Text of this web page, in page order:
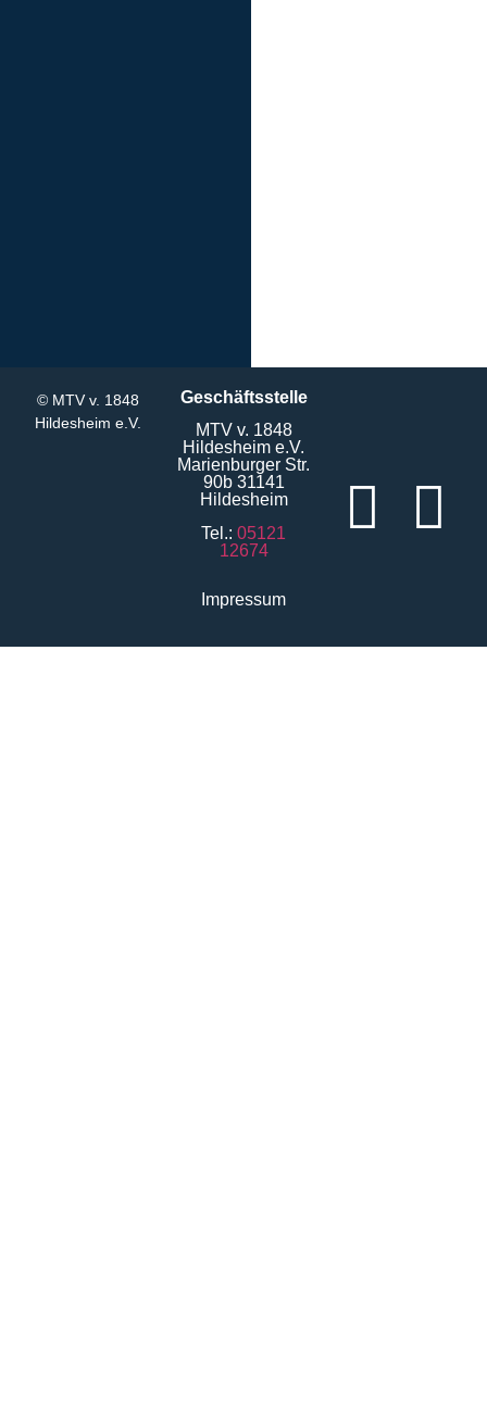
© MTV v. 1848
Hildesheim e.V.
Geschäftsstelle
MTV v. 1848
Hildesheim e.V.
Marienburger Str.
90b 31141
Hildesheim
Tel.: 05121
12674
Impressum